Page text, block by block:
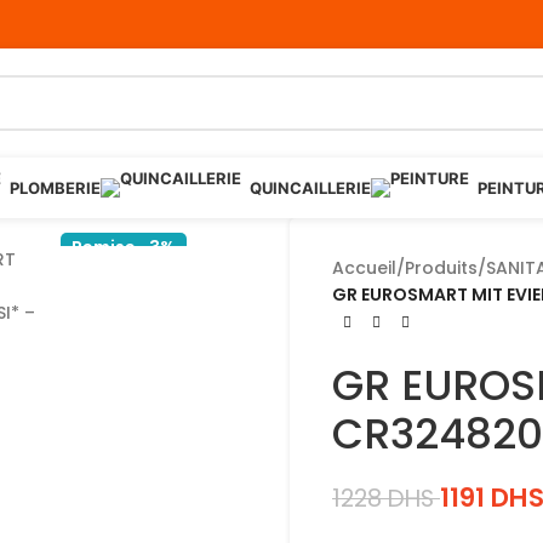
PLOMBERIE QUINCAILLERIE
Remise -3%
Accueil/Produits/
GR EUROSMART MIT
GR
1228DHS 1191 DHS